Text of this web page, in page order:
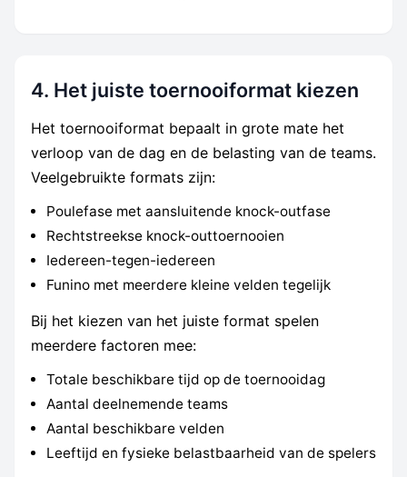
4. Het juiste toernooiformat kiezen
Het toernooiformat bepaalt in grote mate het
verloop van de dag en de belasting van de teams.
Veelgebruikte formats zijn:
Poulefase met aansluitende knock-outfase
Rechtstreekse knock-outtoernooien
Iedereen-tegen-iedereen
Funino met meerdere kleine velden tegelijk
Bij het kiezen van het juiste format spelen
meerdere factoren mee:
Totale beschikbare tijd op de toernooidag
Aantal deelnemende teams
Aantal beschikbare velden
Leeftijd en fysieke belastbaarheid van de spelers